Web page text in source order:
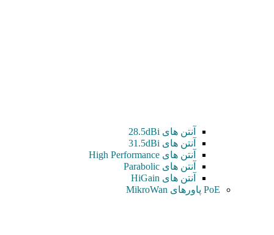
آنتن های 28.5dBi
آنتن های 31.5dBi
آنتن های High Performance
آنتن های Parabolic
آنتن های HiGain
PoE پاورهای MikroWan